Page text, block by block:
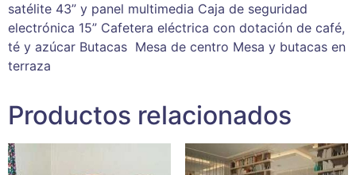
satélite 43” y panel multimedia Caja de seguridad
electrónica 15” Cafetera eléctrica con dotación de café,
té y azúcar Butacas Mesa de centro Mesa y butacas en
terraza
Productos relacionados